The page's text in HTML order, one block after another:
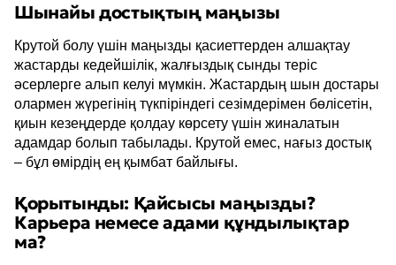
Шынайы достықтың маңызы
Крутой болу үшін маңызды қасиеттерден алшақтау
жастарды кедейшілік, жалғыздық сынды теріс
әсерлерге алып келуі мүмкін. Жастардың шын достары
олармен жүрегінің түкпіріндегі сезімдерімен бөлісетін,
қиын кезеңдерде қолдау көрсету үшін жиналатын
адамдар болып табылады. Крутой емес, нағыз достық
– бұл өмірдің ең қымбат байлығы.
Қорытынды: Қайсысы маңызды?
Карьера немесе адами құндылықтар
ма?